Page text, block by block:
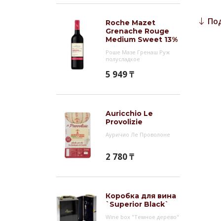
Roche Mazet
Grenache Rouge
Medium Sweet 13%
Роше Мазе Гренаш Руж
полусладкое
5 949 ₸
Auricchio Le
Provolizie
Ауричио Ле Проволоне
2 780 ₸
Коробка для вина
`Superior Black`
Wine box "Темное дерево"